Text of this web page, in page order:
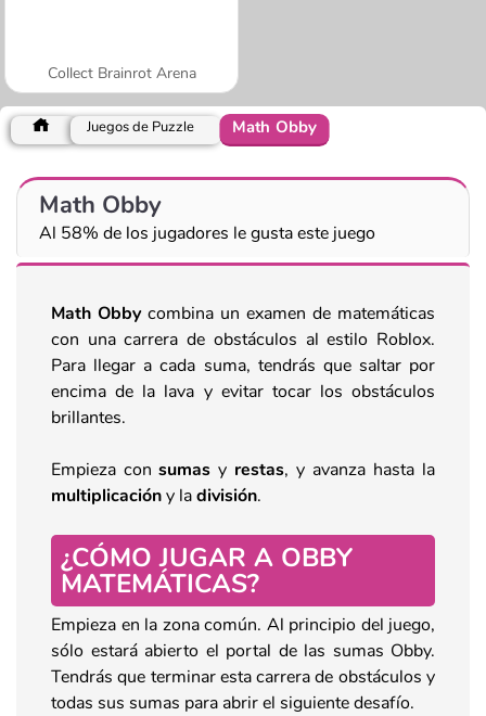
Collect Brainrot Arena
Juegos de Puzzle Math Obby
Math Obby
Al 58% de los jugadores le gusta este juego
Math Obbycombina un examen de matemáticas
con una carrera de obstáculos al estilo Roblox.
Para llegar a cada suma, tendrás que saltar por
encima de la lava y evitar tocar los obstáculos
brillantes.
Empieza con sumas y restas, y avanza hasta la
multiplicacióny ladivisión.
¿CÓMO JUGAR A OBBY
MATEMÁTICAS?
Empieza en la zona común. Al principio del juego,
sólo estará abierto el portal de las sumas Obby.
Tendrás que terminar esta carrera de obstáculos y
todas sus sumas para abrir el siguiente desafío.